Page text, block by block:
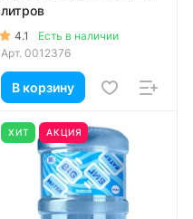
литров
4.1
Есть в наличии
Арт. 0012376
В корзину
ХИТ АКЦИЯ